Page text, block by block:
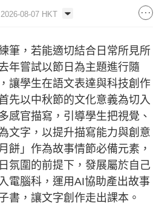
08-07 HKT
筆，若能適切結合日常所見所
年嘗試以節日為主題進行隨
讓學生在語文表達與科技創作
先以中秋節的文化意義為切入
感官描寫，引導學生把視覺、
文字，以提升描寫能力與創意
餅」作為故事情節必備元素，
氛圍的前提下，發展屬於自己
電腦科，運用AI協助產出故事
書，讓文字創作走出課本。